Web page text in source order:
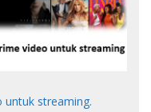
untuk streaming.